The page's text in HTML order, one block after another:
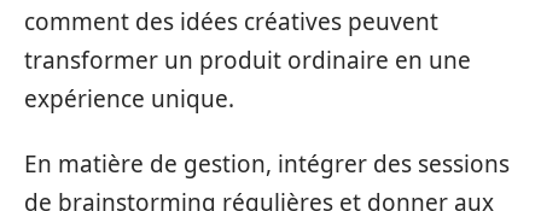
comment des idées créatives peuvent
transformer un produit ordinaire en une
expérience unique.
En matière de gestion, intégrer des sessions
de brainstorming régulières et donner aux